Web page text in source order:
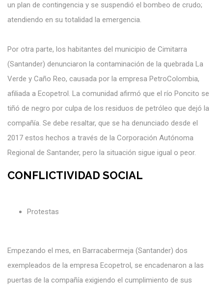
un plan de contingencia y se suspendió el bombeo de crudo;
atendiendo en su totalidad la emergencia.
Por otra parte, los habitantes del municipio de Cimitarra
(Santander) denunciaron la contaminación de la quebrada La
Verde y Caño Reo, causada por la empresa PetroColombia,
afiliada a Ecopetrol. La comunidad afirmó que el río Poncito se
tiñó de negro por culpa de los residuos de petróleo que dejó la
compañía. Se debe resaltar, que se ha denunciado desde el
2017 estos hechos a través de la Corporación Autónoma
Regional de Santander, pero la situación sigue igual o peor.
CONFLICTIVIDAD SOCIAL
Protestas
Empezando el mes, en Barracabermeja (Santander) dos
exempleados de la empresa Ecopetrol, se encadenaron a las
puertas de la compañía exigiendo el cumplimiento de sus